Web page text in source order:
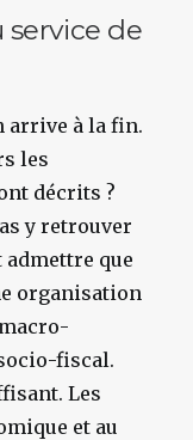
service de
arrive à la fin.
les
décrits ?
y retrouver
que
organisation
fiscal.
Les
et au